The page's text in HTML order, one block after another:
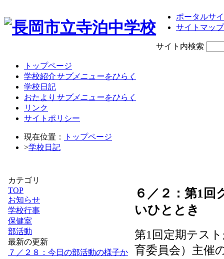
ポータルサ
サイトマップ
サイト内検索
トップページ
学校紹介サブメニューをひらく
学校日記
おたより サブメニューをひらく
リンク
サイトポリシー
現在位置：
トップページ
>学校日記